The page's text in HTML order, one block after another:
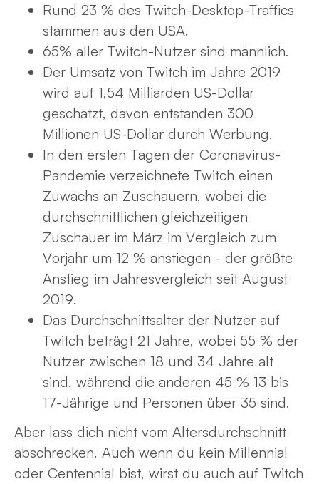
Rund 23 % des Twitch-Desktop-Traffics
stammen aus den USA.
65% aller Twitch-Nutzer sind männlich.
Der Umsatz von Twitch im Jahre 2019
wird auf 1,54 Milliarden US-Dollar
geschätzt, davon entstanden 300
Millionen US-Dollar durch Werbung.
In den ersten Tagen der Coronavirus-
Pandemie verzeichnete Twitch einen
Zuwachs an Zuschauern, wobei die
durchschnittlichen gleichzeitigen
Zuschauer im März im Vergleich zum
Vorjahr um 12 % anstiegen - der größte
Anstieg im Jahresvergleich seit August
2019.
Das Durchschnittsalter der Nutzer auf
Twitch beträgt 21 Jahre, wobei 55 % der
Nutzer zwischen 18 und 34 Jahre alt
sind, während die anderen 45 % 13 bis
17-Jährige und Personen über 35 sind.
Aber lass dich nicht vom Altersdurchschnitt
abschrecken. Auch wenn du kein Millennial
oder Centennial bist, wirst du auch auf Twitch